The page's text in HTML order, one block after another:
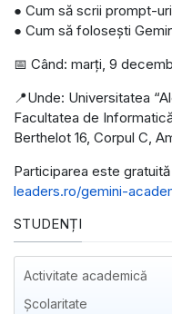
● Cum să scrii prompt-
● Cum să folosești
📅 Când: marți, 9
📍Unde: Universitatea
Facultatea de
Berthelot 16, Corpul C,
Participarea este
leaders.ro/gemini-
STUDENȚI
Activitate academică
Școlaritate